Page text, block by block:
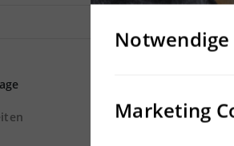
Notwendige
Marketing